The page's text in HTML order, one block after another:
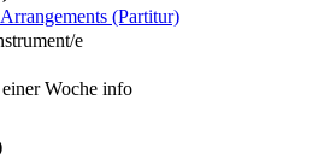
(Partitur)
e
Woche info